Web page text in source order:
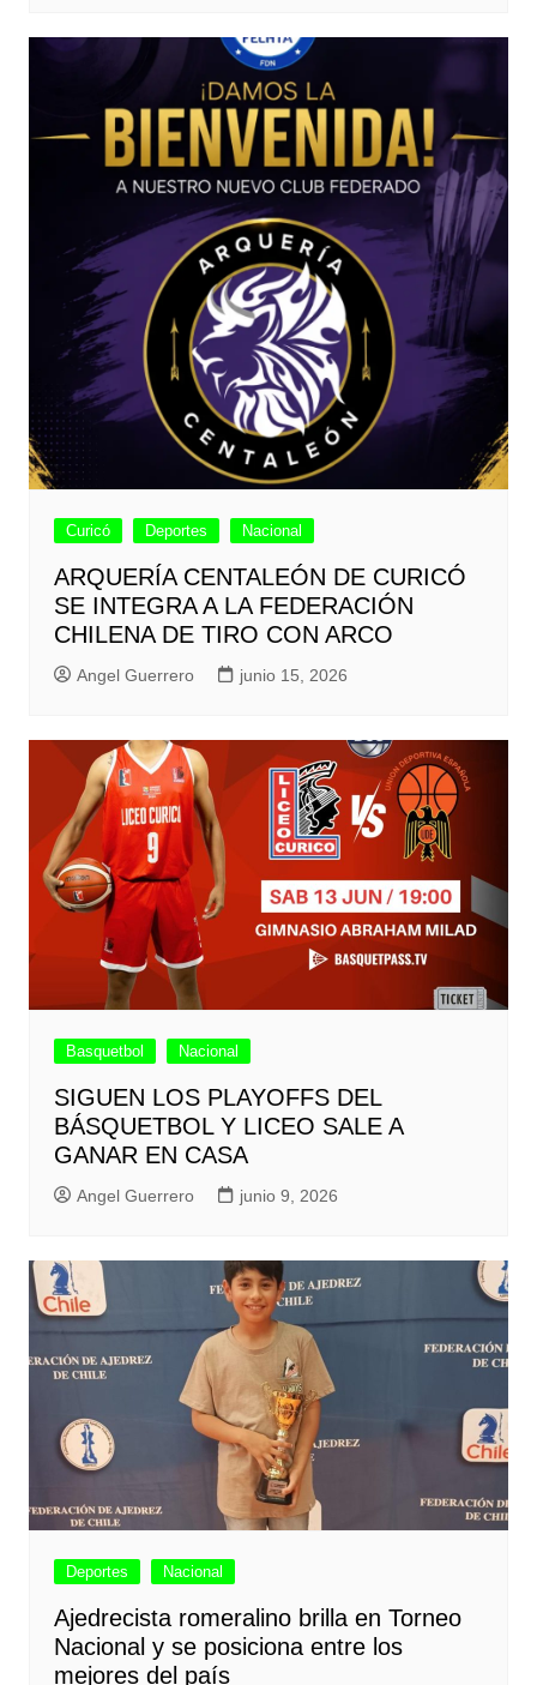
Curicó Deportes Nacional
ARQUERÍA CENTALEÓN DE CURICÓ
SE INTEGRA A LA FEDERACIÓN
CHILENA DE TIRO CON ARCO
Angel Guerrero junio 15, 2026
Basquetbol Nacional
SIGUEN LOS PLAYOFFS DEL
BÁSQUETBOL Y LICEO SALE A
GANAR EN CASA
Angel Guerrero junio 9, 2026
Deportes Nacional
Ajedrecista romeralino brilla en Torneo
Nacional y se posiciona entre los
mejores del país